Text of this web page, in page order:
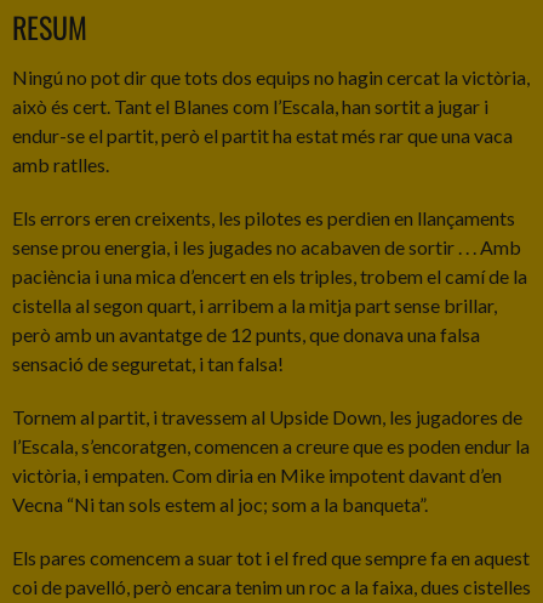
RESUM
Ningú no pot dir que tots dos equips no hagin cercat la victòria,
això és cert. Tant el Blanes com l’Escala, han sortit a jugar i
endur-se el partit, però el partit ha estat més rar que una vaca
amb ratlles.
Els errors eren creixents, les pilotes es perdien en llançaments
sense prou energia, i les jugades no acabaven de sortir . . . Amb
paciència i una mica d’encert en els triples, trobem el camí de la
cistella al segon quart, i arribem a la mitja part sense brillar,
però amb un avantatge de 12 punts, que donava una falsa
sensació de seguretat, i tan falsa!
Tornem al partit, i travessem al Upside Down, les jugadores de
l’Escala, s’encoratgen, comencen a creure que es poden endur la
victòria, i empaten. Com diria en Mike impotent davant d’en
Vecna “Ni tan sols estem al joc; som a la banqueta”.
Els pares comencem a suar tot i el fred que sempre fa en aquest
coi de pavelló, però encara tenim un roc a la faixa, dues cistelles